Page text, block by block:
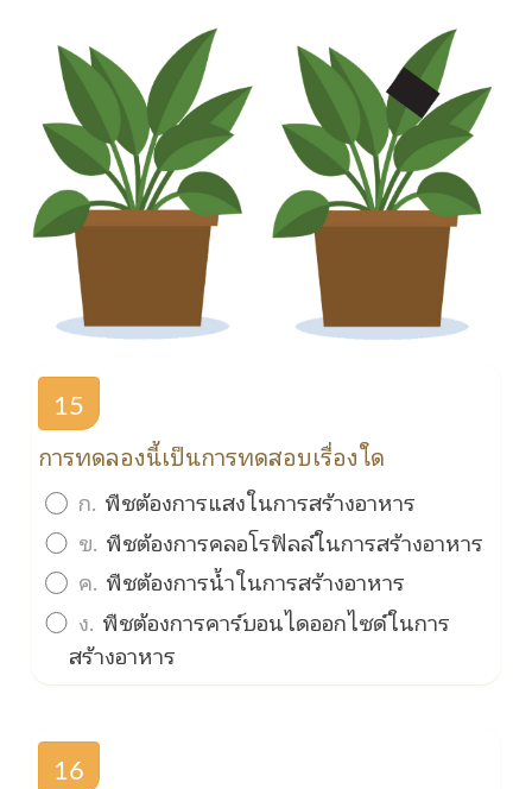
15
การทดลองนี้เป็นการทดสอบเรื่องใด
ก. พืชต้องการแสงในการสร้างอาหาร
ข. พืชต้องการคลอโรฟิลล์ในการสร้างอาหาร
ค. พืชต้องการน้ำในการสร้างอาหาร
ง. พืชต้องการคาร์บอนไดออกไซด์ในการ
สร้างอาหาร
16